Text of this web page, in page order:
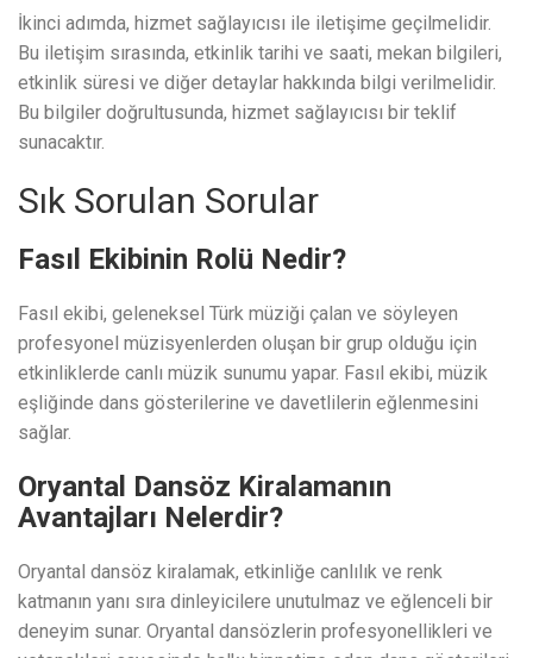
İkinci adımda, hizmet sağlayıcısı ile iletişime geçilmelidir.
Bu iletişim sırasında, etkinlik tarihi ve saati, mekan bilgileri,
etkinlik süresi ve diğer detaylar hakkında bilgi verilmelidir.
Bu bilgiler doğrultusunda, hizmet sağlayıcısı bir teklif
sunacaktır.
Sık Sorulan Sorular
Fasıl Ekibinin Rolü Nedir?
Fasıl ekibi, geleneksel Türk müziği çalan ve söyleyen
profesyonel müzisyenlerden oluşan bir grup olduğu için
etkinliklerde canlı müzik sunumu yapar. Fasıl ekibi, müzik
eşliğinde dans gösterilerine ve davetlilerin eğlenmesini
sağlar.
Oryantal Dansöz Kiralamanın
Avantajları Nelerdir?
Oryantal dansöz kiralamak, etkinliğe canlılık ve renk
katmanın yanı sıra dinleyicilere unutulmaz ve eğlenceli bir
deneyim sunar. Oryantal dansözlerin profesyonellikleri ve